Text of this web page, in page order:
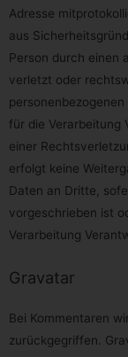
Adresse
aus
Person durch einen
verletzt oder
für die Verarbeitung
einer
erfolgt keine
Daten an Dritte,
vorgeschrieben ist
Verarbeitung
Gravatar
Bei Kommentaren
zurückgegriffen.
Der
Daten
Die
und
Gründe
Sofern
gegeben
von
Mitarbeiter
wenden.
f) Recht
betroffene
und